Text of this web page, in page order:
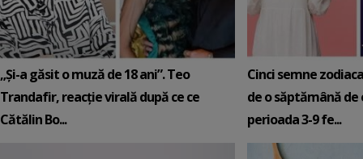
„Și-a găsit o muză de 18 ani”. Teo
Trandafir, reacție virală după ce ce
Cătălin Bo...
Cinci semne
de o săptămână de
perioada 3-9 fe...